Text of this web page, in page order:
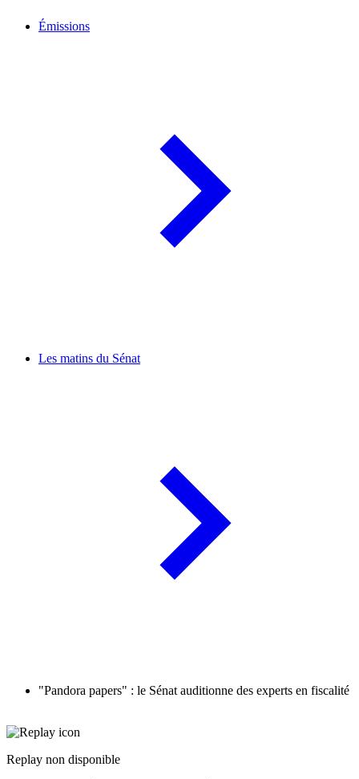
Émissions
Les matins du Sénat
"Pandora papers" : le Sénat auditionne des experts en fiscalité
Replay non disponible